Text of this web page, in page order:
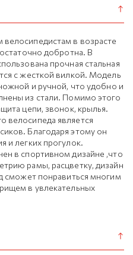
в возрасте
добротна. В
прочная стальная
с жесткой вилкой. Модель
и ручной, что удобно и
из стали. Помимо этого
цепи, звонок, крылья.
велосипеда является
Благодаря этому он
и легких прогулок.
в спортивном дизайне ,что
рамы, расцветку, дизайн
сможет понравиться многим
в увлекательных